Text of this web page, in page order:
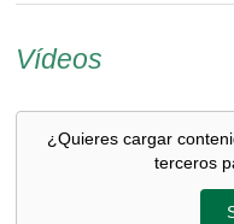
Vídeos
¿Quieres cargar
terceros